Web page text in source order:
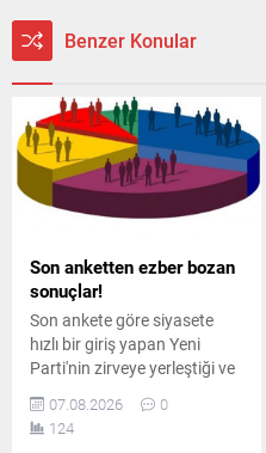
Benzer Konular
Son anketten ezber bozan
sonuçlar!
Son ankete göre siyasete
hızlı bir giriş yapan Yeni
Parti'nin zirveye yerleştiği ve
AK Parti'nin ikinci sırada yer
aldığı ankette, CHP ve
MHP'nin yaşadığı tarihi oy
07.08.2026
0
124